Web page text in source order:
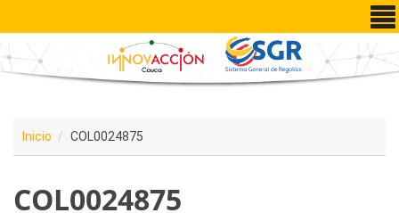
Pasar al contenido principal
Inicio COL0024875
COL0024875